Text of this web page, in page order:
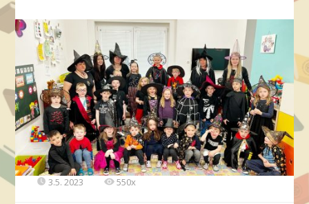
3.5. 2023 550x